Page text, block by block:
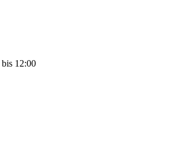
bis 12:00